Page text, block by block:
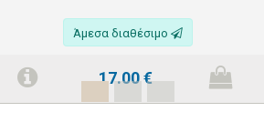
Άμεσα διαθέσιμο
17.00€